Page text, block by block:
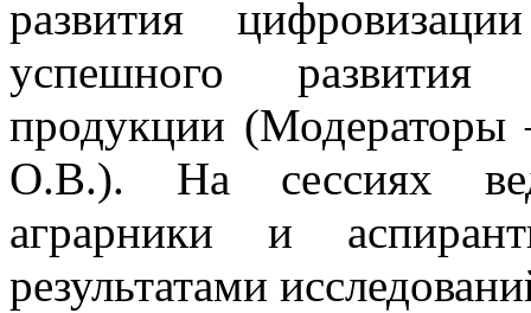
развития
успешного развития
продукции
О.В.). На сессиях
аграрники и
результатами